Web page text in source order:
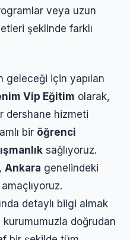
veya uzun
şeklinde farklı
geleceği için yapılan
Vip Eğitim olarak,
dershane hizmeti
bir öğrenci
sağlıyoruz.
Ankara genelindeki
detaylı bilgi almak
doğrudan